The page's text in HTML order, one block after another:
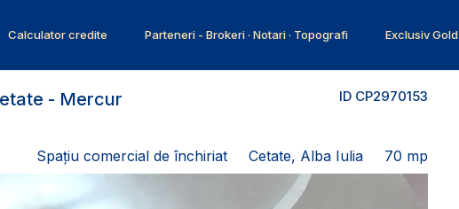
Calculator credite Parteneri - Brokeri · Notari · Topografi Exclusiv Gold
ID CP2970153
- Mercur
Spațiu comercial de închiriat Cetate, Alba Iulia 70 mp